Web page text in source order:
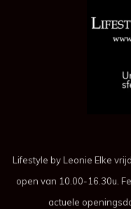
Lifestyle by Leonie Elke
open van 10.00-16.30u.
actuele